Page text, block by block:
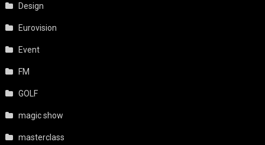
Design
Eurovision
Event
FM
GOLF
magic show
masterclass